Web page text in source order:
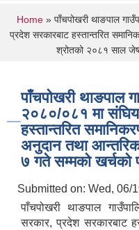
You are here
Home» पाँचपोखरी थाङपाल
प्रदेश सरकारबाट हस्तान्तरित
श्रोतको २०८१ साल
पाँचपोखरी थाङपाल
२०८०/०८१ मा
हस्तान्तरित
अनुदान तथा
७ गते सम्मको खर्चको
Submitted on: Wed, 06/
पाँचपोखरी थाङपाल
सरकार, प्रदेश सरकारबाट